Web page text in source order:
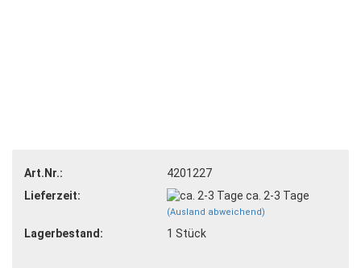
Art.Nr.:
4201227
Lieferzeit:
ca. 2-3 Tage
(Ausland abweichend)
Lagerbestand: 1 Stück